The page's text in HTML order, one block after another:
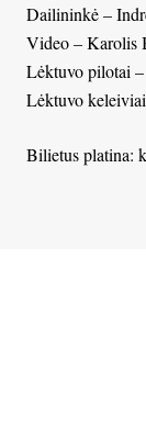
Dailininkė –
Video – Karolis
Lėktuvo pilotai
Lėktuvo
Bilietus platina: